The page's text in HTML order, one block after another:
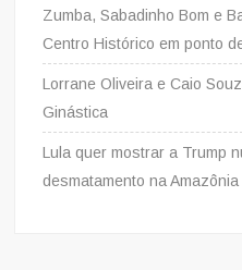
Zumba, Sabadinho Bom e
Centro Histórico em ponto
Lorrane Oliveira e Caio
Ginástica
Lula quer mostrar a Trump
desmatamento na Amazônia